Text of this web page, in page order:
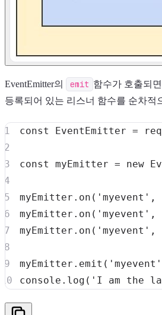
EventEmitter의 emit 함수가 호출되면
등록되어 있는 리스너 함수를 순차적
const EventEmitter =
const myEmitter = new
myEmitter . on ( 'myevent' ,
myEmitter . on ( 'myevent' ,
myEmitter . on ( 'myevent' ,
myEmitter . emit ( 'myevent'
console . log ( 'I am the